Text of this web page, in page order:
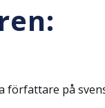
författare på